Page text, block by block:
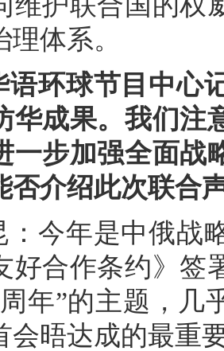
体系。
语环球节目中心
华成果。我们注
一步加强全面战
否介绍此次联合
：今年是中俄战
好合作条约》签
年”的主题，几
会晤达成的最重